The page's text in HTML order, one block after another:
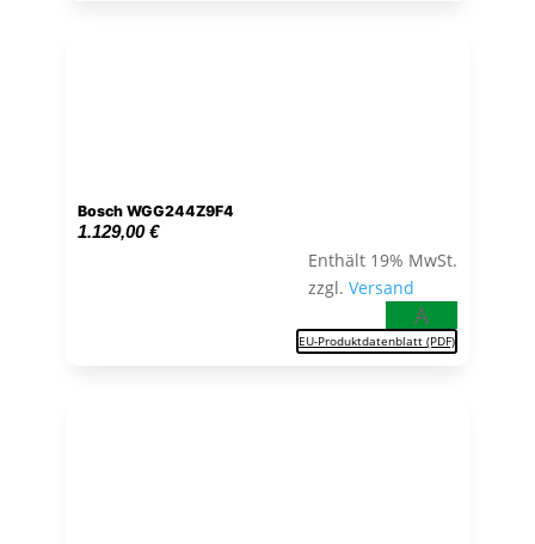
Bosch WGG244Z9F4
1.129,00€
Enthält 19% MwSt.
zzgl.Versand
A
EU-Produktdatenblatt (PDF)